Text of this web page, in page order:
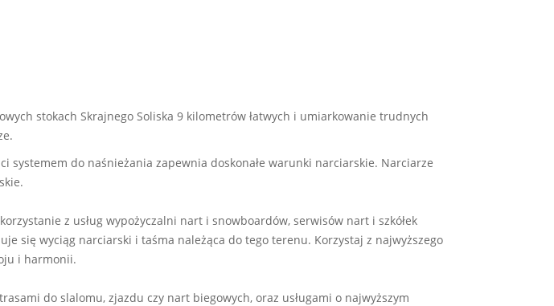
stokach Skrajnego Soliska 9 kilometrów łatwych i umiarkowanie trudnych
systemem do naśnieżania zapewnia doskonałe warunki narciarskie. Narciarze
z usług wypożyczalni nart i snowboardów, serwisów nart i szkółek
się wyciąg narciarski i taśma należąca do tego terenu. Korzystaj z najwyższego
i harmonii.
do slalomu, zjazdu czy nart biegowych, oraz usługami o najwyższym